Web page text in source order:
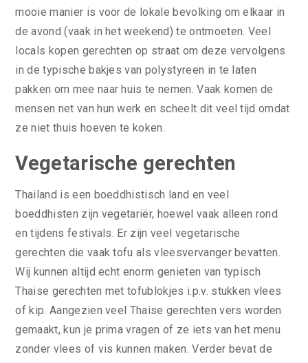
mooie manier is voor de lokale bevolking om elkaar in
de avond (vaak in het weekend) te ontmoeten. Veel
locals kopen gerechten op straat om deze vervolgens
in de typische bakjes van polystyreen in te laten
pakken om mee naar huis te nemen. Vaak komen de
mensen net van hun werk en scheelt dit veel tijd omdat
ze niet thuis hoeven te koken.
Vegetarische gerechten
Thailand is een boeddhistisch land en veel
boeddhisten zijn vegetariër, hoewel vaak alleen rond
en tijdens festivals. Er zijn veel vegetarische
gerechten die vaak tofu als vleesvervanger bevatten.
Wij kunnen altijd echt enorm genieten van typisch
Thaise gerechten met tofublokjes i.p.v. stukken vlees
of kip. Aangezien veel Thaise gerechten vers worden
gemaakt, kun je prima vragen of ze iets van het menu
zonder vlees of vis kunnen maken. Verder bevat de